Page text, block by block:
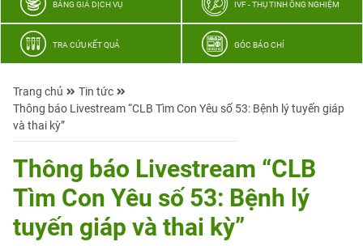
BẢNG GIÁ DỊCH VỤ IVF - THỤ TINH ỐNG NGHIỆM
TRA CỨU KẾT QUẢ GÓC BÁO CHÍ
Trang chủ
Tin tức
Thông báo Livestream “CLB Tìm Con Yêu số 53: Bệnh lý tuyến giáp
và thai kỳ”
Thông báo Livestream “CLB
Tìm Con Yêu số 53: Bệnh lý
tuyến giáp và thai kỳ”